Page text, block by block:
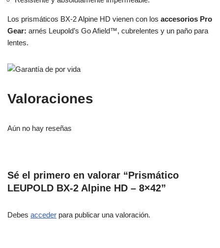
Los prismáticos BX-2 Alpine HD vienen con los accesorios Pro
Gear: arnés Leupold’s Go Afield™, cubrelentes y un paño para
lentes.
Valoraciones
Aún no hay reseñas
Sé el primero en valorar “Prismático
LEUPOLD BX-2 Alpine HD – 8×42”
Debes acceder para publicar una valoración.